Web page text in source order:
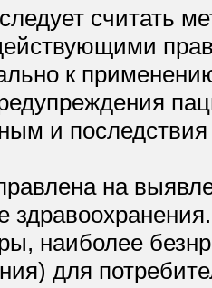
считать
к
и
на
наиболее
для